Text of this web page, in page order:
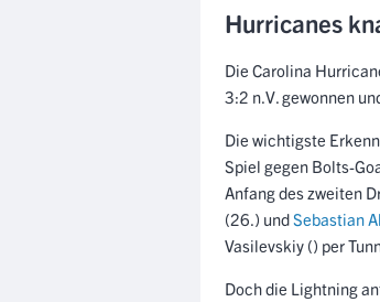
Hurricanes
Die Carolina
3:2 n.V. gewonnen
Die wichtigste
Spiel gegen Bolts-
Anfang des zweiten
(26.) undSebastian
Vasilevskiy () per
Doch die Lightning